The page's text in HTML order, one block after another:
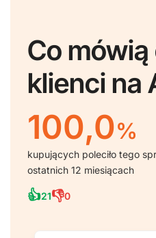
Co mówią
klienci na
100,0%
kupujących poleciło tego
ostatnich 12 miesiącach
👍21👎0